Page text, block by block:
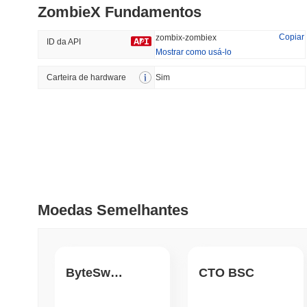
#361 #1284
Tendências
ZombieX Fundamentos
ID da API zombix-zombiex
Copiar
Mostrar como usá-lo
Carteira de hardware Sim
Moedas Semelhantes
ByteSwapper CTO BSC